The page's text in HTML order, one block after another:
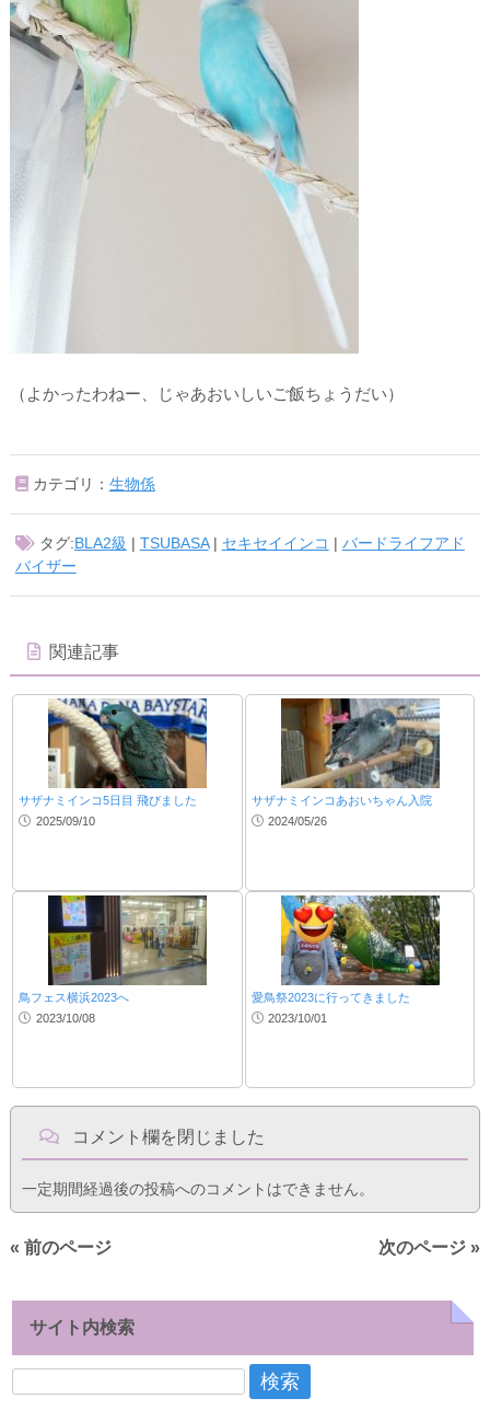
（よかったわねー、じゃあおいしいご飯ちょうだい）
カテゴリ： 生物係
タグ:BLA2級 | TSUBASA| セキセイインコ | バードライフアド
バイザー
関連記事
サザナミインコ5日目 飛びました
2025/09/10
サザナミインコあおいちゃん入院
2024/05/26
鳥フェス横浜2023へ
2023/10/08
愛鳥祭2023に行ってきました
2023/10/01
コメント欄を閉じました
一定期間経過後の投稿へのコメントはできません。
« 前のページ 次のページ »
サイト内検索
検